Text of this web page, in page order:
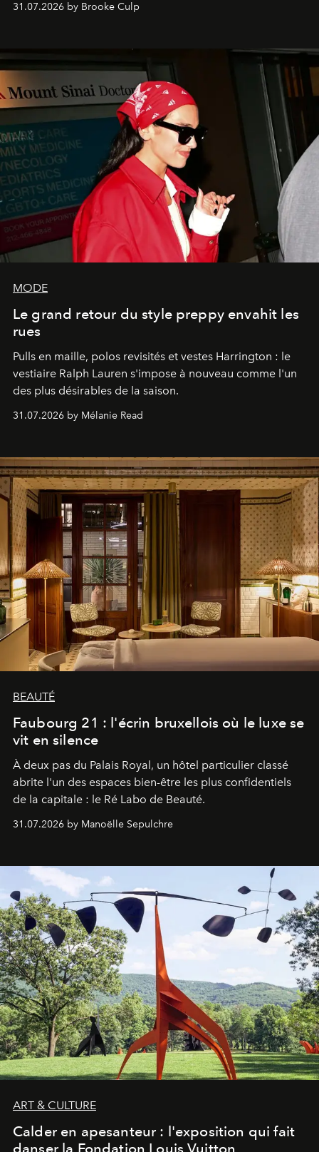
31.07.2026 by Brooke Culp
MODE
Le grand retour du style preppy envahit les
rues
Pulls en maille, polos revisités et vestes Harrington : le
vestiaire Ralph Lauren s'impose à nouveau comme l'un
des plus désirables de la saison.
31.07.2026 by Mélanie Read
BEAUTÉ
Faubourg 21 : l'écrin bruxellois où le luxe se
vit en silence
À deux pas du Palais Royal, un hôtel particulier classé
abrite l'un des espaces bien-être les plus confidentiels
de la capitale : le Ré Labo de Beauté.
31.07.2026 by Manoëlle Sepulchre
ART & CULTURE
Calder en apesanteur : l'exposition qui fait
danser la Fondation Louis Vuitton